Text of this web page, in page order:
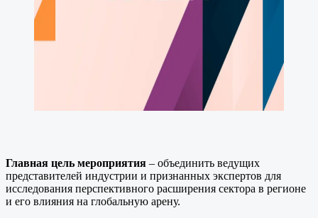
Главная цель мероприятия – объединить ведущих
представителей индустрии и признанных экспертов для
исследования перспективного расширения сектора в регионе
и его влияния на глобальную арену.